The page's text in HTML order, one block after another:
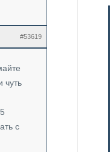
#53619
чуть
с